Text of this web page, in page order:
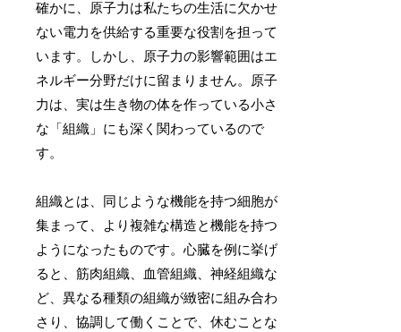
確かに、原子力は私たちの生活に欠かせ
ない電力を供給する重要な役割を担って
います。しかし、原子力の影響範囲はエ
ネルギー分野だけに留まりません。原子
力は、実は生き物の体を作っている小さ
な「組織」にも深く関わっているので
す。
組織とは、同じような機能を持つ細胞が
集まって、より複雑な構造と機能を持つ
ようになったものです。心臓を例に挙げ
ると、筋肉組織、血管組織、神経組織な
ど、異なる種類の組織が緻密に組み合わ
さり、協調して働くことで、休むことな